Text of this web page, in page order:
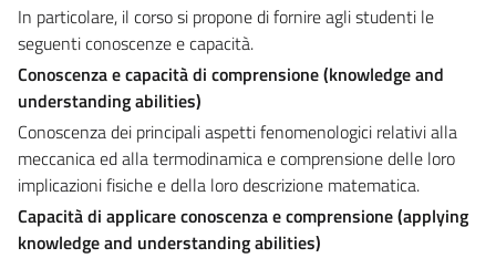
In particolare, il corso si propone di fornire agli studenti le
seguenti conoscenze e capacità.
Conoscenza e capacità di comprensione (knowledge and
understanding abilities)
Conoscenza dei principali aspetti fenomenologici relativi alla
meccanica ed alla termodinamica e comprensione delle loro
implicazioni fisiche e della loro descrizione matematica.
Capacità di applicare conoscenza e comprensione (applying
knowledge and understanding abilities)